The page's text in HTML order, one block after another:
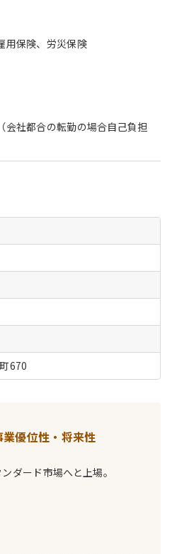
用保険、労災保険
会社都合の転勤の場合自己負担
670
優位性・将来性
ダード市場へと上場。